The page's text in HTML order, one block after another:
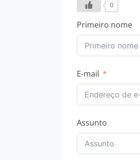
0
Primeiro nome
E-mail
Assunto